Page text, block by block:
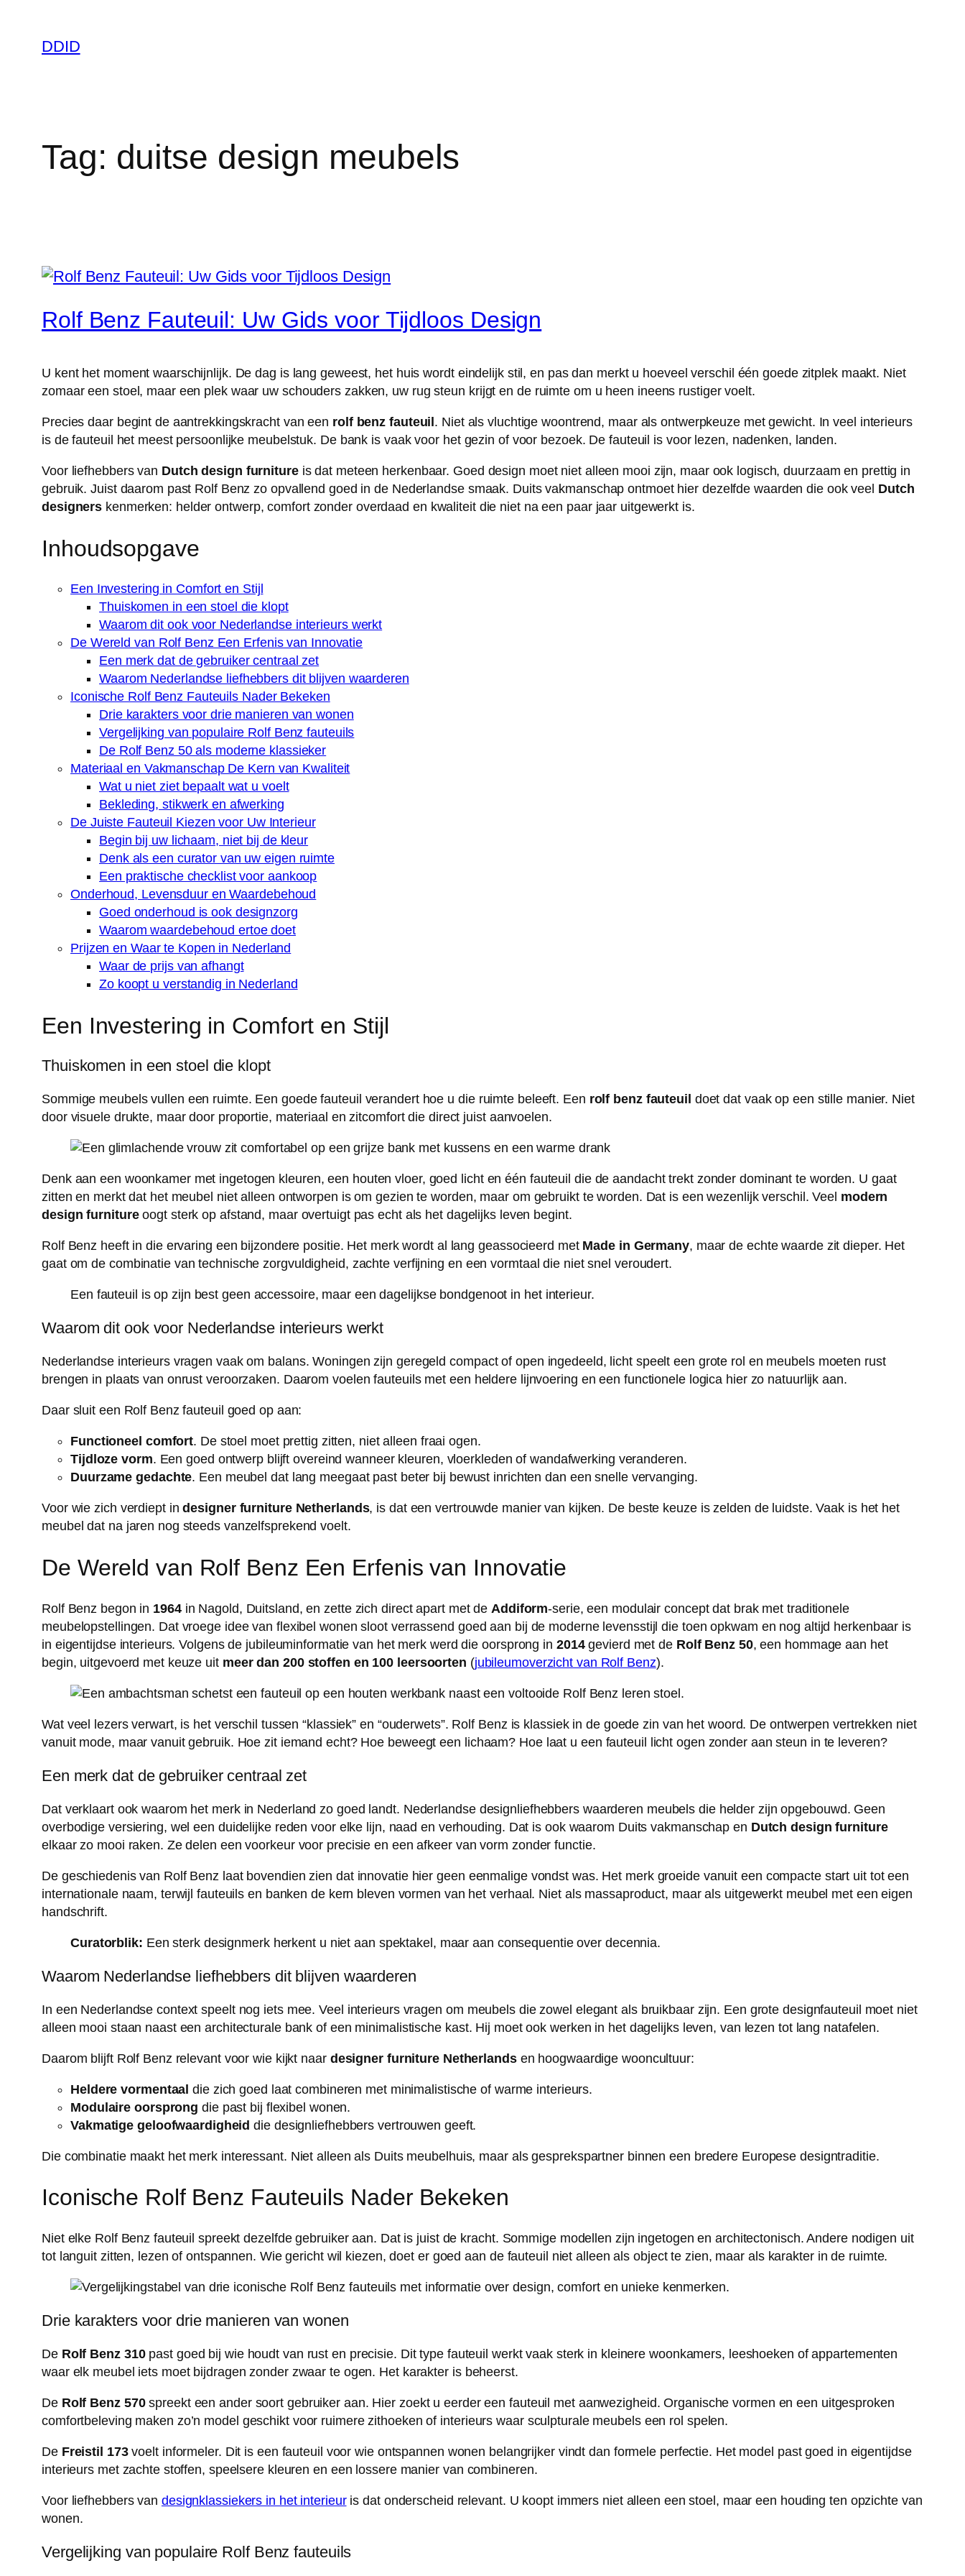
DDID
Tag: duitse design meubels
Rolf Benz Fauteuil: Uw Gids voor Tijdloos Design
U kent het moment waarschijnlijk. De dag is lang geweest, het huis wordt eindelijk stil, en pas dan merkt u hoeveel verschil één goede zitplek maakt. Niet
zomaar een stoel, maar een plek waar uw schouders zakken, uw rug steun krijgt en de ruimte om u heen ineens rustiger voelt.
Precies daar begint de aantrekkingskracht van een rolf benz fauteuil . Niet als vluchtige woontrend, maar als ontwerpkeuze met gewicht. In veel interieurs
is de fauteuil het meest persoonlijke meubelstuk. De bank is vaak voor het gezin of voor bezoek. De fauteuil is voor lezen, nadenken, landen.
Voor liefhebbers van Dutch design furnitureis dat meteen herkenbaar. Goed design moet niet alleen mooi zijn, maar ook logisch, duurzaam en prettig in
gebruik. Juist daarom past Rolf Benz zo opvallend goed in de Nederlandse smaak. Duits vakmanschap ontmoet hier dezelfde waarden die ook veel Dutch
designers kenmerken: helder ontwerp, comfort zonder overdaad en kwaliteit die niet na een paar jaar uitgewerkt is.
Inhoudsopgave
Een Investering in Comfort en Stijl
Thuiskomen in een stoel die klopt
Waarom dit ook voor Nederlandse interieurs werkt
De Wereld van Rolf Benz Een Erfenis van Innovatie
Een merk dat de gebruiker centraal zet
Waarom Nederlandse liefhebbers dit blijven waarderen
Iconische Rolf Benz Fauteuils Nader Bekeken
Drie karakters voor drie manieren van wonen
Vergelijking van populaire Rolf Benz fauteuils
De Rolf Benz 50 als moderne klassieker
Materiaal en Vakmanschap De Kern van Kwaliteit
Wat u niet ziet bepaalt wat u voelt
Bekleding, stikwerk en afwerking
De Juiste Fauteuil Kiezen voor Uw Interieur
Begin bij uw lichaam, niet bij de kleur
Denk als een curator van uw eigen ruimte
Een praktische checklist voor aankoop
Onderhoud, Levensduur en Waardebehoud
Goed onderhoud is ook designzorg
Waarom waardebehoud ertoe doet
Prijzen en Waar te Kopen in Nederland
Waar de prijs van afhangt
Zo koopt u verstandig in Nederland
Een Investering in Comfort en Stijl
Thuiskomen in een stoel die klopt
Sommige meubels vullen een ruimte. Een goede fauteuil verandert hoe u die ruimte beleeft. Een rolf benz fauteuil doet dat vaak op een stille manier. Niet
door visuele drukte, maar door proportie, materiaal en zitcomfort die direct juist aanvoelen.
Denk aan een woonkamer met ingetogen kleuren, een houten vloer, goed licht en één fauteuil die de aandacht trekt zonder dominant te worden. U gaat
zitten en merkt dat het meubel niet alleen ontworpen is om gezien te worden, maar om gebruikt te worden. Dat is een wezenlijk verschil. Veel modern
design furnitureoogt sterk op afstand, maar overtuigt pas echt als het dagelijks leven begint.
Rolf Benz heeft in die ervaring een bijzondere positie. Het merk wordt al lang geassocieerd met Made in Germany, maar de echte waarde zit dieper. Het
gaat om de combinatie van technische zorgvuldigheid, zachte verfijning en een vormtaal die niet snel veroudert.
Een fauteuil is op zijn best geen accessoire, maar een dagelijkse bondgenoot in het interieur.
Waarom dit ook voor Nederlandse interieurs werkt
Nederlandse interieurs vragen vaak om balans. Woningen zijn geregeld compact of open ingedeeld, licht speelt een grote rol en meubels moeten rust
brengen in plaats van onrust veroorzaken. Daarom voelen fauteuils met een heldere lijnvoering en een functionele logica hier zo natuurlijk aan.
Daar sluit een Rolf Benz fauteuil goed op aan:
Functioneel comfort. De stoel moet prettig zitten, niet alleen fraai ogen.
Tijdloze vorm. Een goed ontwerp blijft overeind wanneer kleuren, vloerkleden of wandafwerking veranderen.
Duurzame gedachte. Een meubel dat lang meegaat past beter bij bewust inrichten dan een snelle vervanging.
Voor wie zich verdiept indesigner furniture Netherlands, is dat een vertrouwde manier van kijken. De beste keuze is zelden de luidste. Vaak is het het
meubel dat na jaren nog steeds vanzelfsprekend voelt.
De Wereld van Rolf Benz Een Erfenis van Innovatie
Rolf Benz begon in 1964in Nagold, Duitsland, en zette zich direct apart met de Addiform-serie, een modulair concept dat brak met traditionele
meubelopstellingen. Dat vroege idee van flexibel wonen sloot verrassend goed aan bij de moderne levensstijl die toen opkwam en nog altijd herkenbaar is
in eigentijdse interieurs. Volgens de jubileuminformatie van het merk werd die oorsprong in 2014gevierd met de Rolf Benz 50, een hommage aan het
begin, uitgevoerd met keuze uit meer dan 200 stoffen en 100 leersoorten (jubileumoverzicht van Rolf Benz).
Wat veel lezers verwart, is het verschil tussen “klassiek” en “ouderwets”. Rolf Benz is klassiek in de goede zin van het woord. De ontwerpen vertrekken niet
vanuit mode, maar vanuit gebruik. Hoe zit iemand echt? Hoe beweegt een lichaam? Hoe laat u een fauteuil licht ogen zonder aan steun in te leveren?
Een merk dat de gebruiker centraal zet
Dat verklaart ook waarom het merk in Nederland zo goed landt. Nederlandse designliefhebbers waarderen meubels die helder zijn opgebouwd. Geen
overbodige versiering, wel een duidelijke reden voor elke lijn, naad en verhouding. Dat is ook waarom Duits vakmanschap en Dutch design furniture
elkaar zo mooi raken. Ze delen een voorkeur voor precisie en een afkeer van vorm zonder functie.
De geschiedenis van Rolf Benz laat bovendien zien dat innovatie hier geen eenmalige vondst was. Het merk groeide vanuit een compacte start uit tot een
internationale naam, terwijl fauteuils en banken de kern bleven vormen van het verhaal. Niet als massaproduct, maar als uitgewerkt meubel met een eigen
handschrift.
Curatorblik: Een sterk designmerk herkent u niet aan spektakel, maar aan consequentie over decennia.
Waarom Nederlandse liefhebbers dit blijven waarderen
In een Nederlandse context speelt nog iets mee. Veel interieurs vragen om meubels die zowel elegant als bruikbaar zijn. Een grote designfauteuil moet niet
alleen mooi staan naast een architecturale bank of een minimalistische kast. Hij moet ook werken in het dagelijks leven, van lezen tot lang natafelen.
Daarom blijft Rolf Benz relevant voor wie kijkt naar designer furniture Netherlandsen hoogwaardige wooncultuur:
Heldere vormentaal die zich goed laat combineren met minimalistische of warme interieurs.
Modulaire oorsprong die past bij flexibel wonen.
Vakmatige geloofwaardigheid die designliefhebbers vertrouwen geeft.
Die combinatie maakt het merk interessant. Niet alleen als Duits meubelhuis, maar als gesprekspartner binnen een bredere Europese designtraditie.
Iconische Rolf Benz Fauteuils Nader Bekeken
Niet elke Rolf Benz fauteuil spreekt dezelfde gebruiker aan. Dat is juist de kracht. Sommige modellen zijn ingetogen en architectonisch. Andere nodigen uit
tot languit zitten, lezen of ontspannen. Wie gericht wil kiezen, doet er goed aan de fauteuil niet alleen als object te zien, maar als karakter in de ruimte.
Drie karakters voor drie manieren van wonen
De Rolf Benz 310past goed bij wie houdt van rust en precisie. Dit type fauteuil werkt vaak sterk in kleinere woonkamers, leeshoeken of appartementen
waar elk meubel iets moet bijdragen zonder zwaar te ogen. Het karakter is beheerst.
De Rolf Benz 570spreekt een ander soort gebruiker aan. Hier zoekt u eerder een fauteuil met aanwezigheid. Organische vormen en een uitgesproken
comfortbeleving maken zo’n model geschikt voor ruimere zithoeken of interieurs waar sculpturale meubels een rol spelen.
De Freistil 173voelt informeler. Dit is een fauteuil voor wie ontspannen wonen belangrijker vindt dan formele perfectie. Het model past goed in eigentijdse
interieurs met zachte stoffen, speelsere kleuren en een lossere manier van combineren.
Voor liefhebbers van designklassiekers in het interieuris dat onderscheid relevant. U koopt immers niet alleen een stoel, maar een houding ten opzichte van
wonen.
Vergelijking van populaire Rolf Benz fauteuils